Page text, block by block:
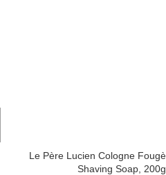
Le Père Lucien Cologne Fougère Barber's
Shaving Soap, 200g